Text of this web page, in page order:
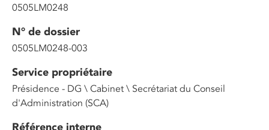
0505LM0248
N° de dossier
0505LM0248-003
Service propriétaire
Présidence - DG \ Cabinet \ Secrétariat du Conseil
d'Administration (SCA)
Référence interne